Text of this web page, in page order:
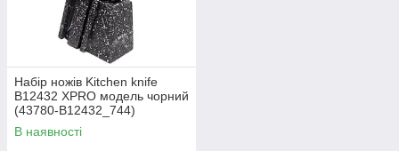
Набір ножів Kitchen knife
B12432 XPRO модель чорний
(43780-B12432_744)
В наявності